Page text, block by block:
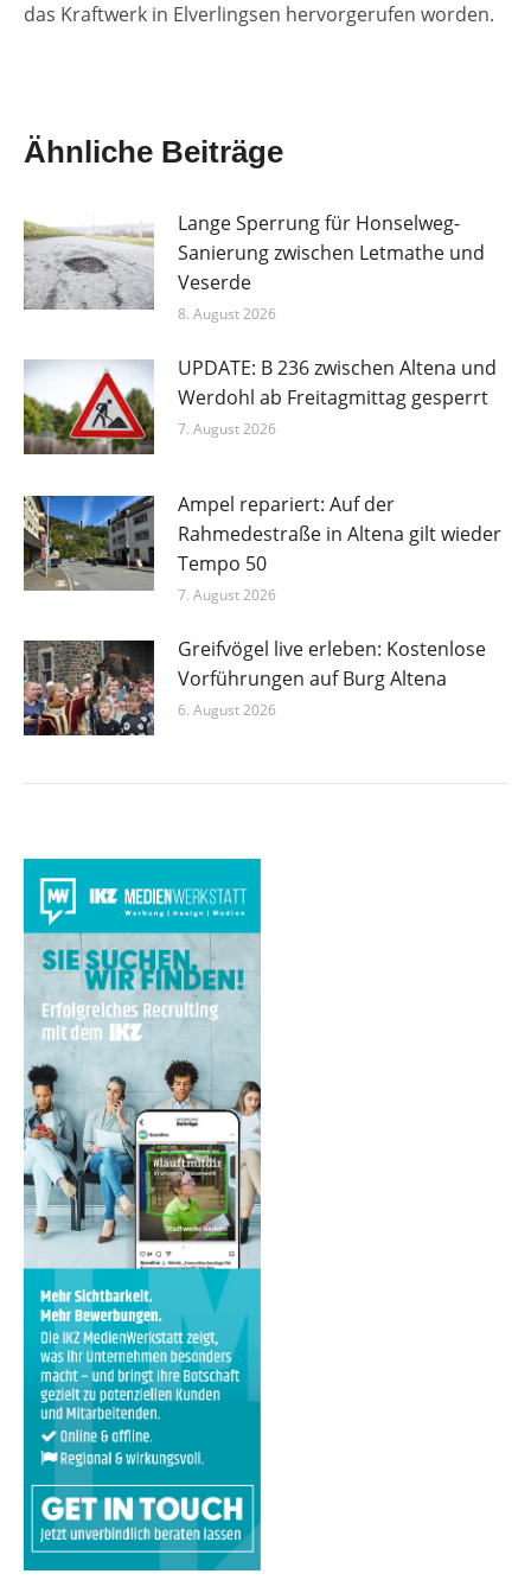
das Kraftwerk in Elverlingsen hervorgerufen worden.
Ähnliche Beiträge
Lange Sperrung für Honselweg-
Sanierung zwischen Letmathe und
Veserde
8. August 2026
UPDATE: B 236 zwischen Altena und
Werdohl ab Freitagmittag gesperrt
7. August 2026
Ampel repariert: Auf der
Rahmedestraße in Altena gilt wieder
Tempo 50
7. August 2026
Greifvögel live erleben: Kostenlose
Vorführungen auf Burg Altena
6. August 2026